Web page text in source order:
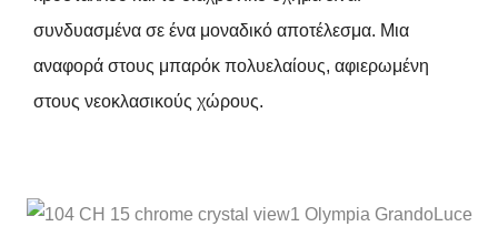
συνδυασμένα σε ένα μοναδικό αποτέλεσμα. Μια
αναφορά στους μπαρόκ πολυελαίους, αφιερωμένη
στους νεοκλασικούς χώρους.